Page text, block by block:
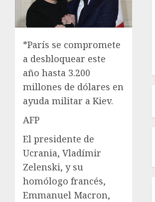
*París se compromete
a desbloquear este
año hasta 3.200
millones de dólares en
ayuda militar a Kiev.
AFP
El presidente de
Ucrania, Vladímir
Zelenski, y su
homólogo francés,
Emmanuel Macron,